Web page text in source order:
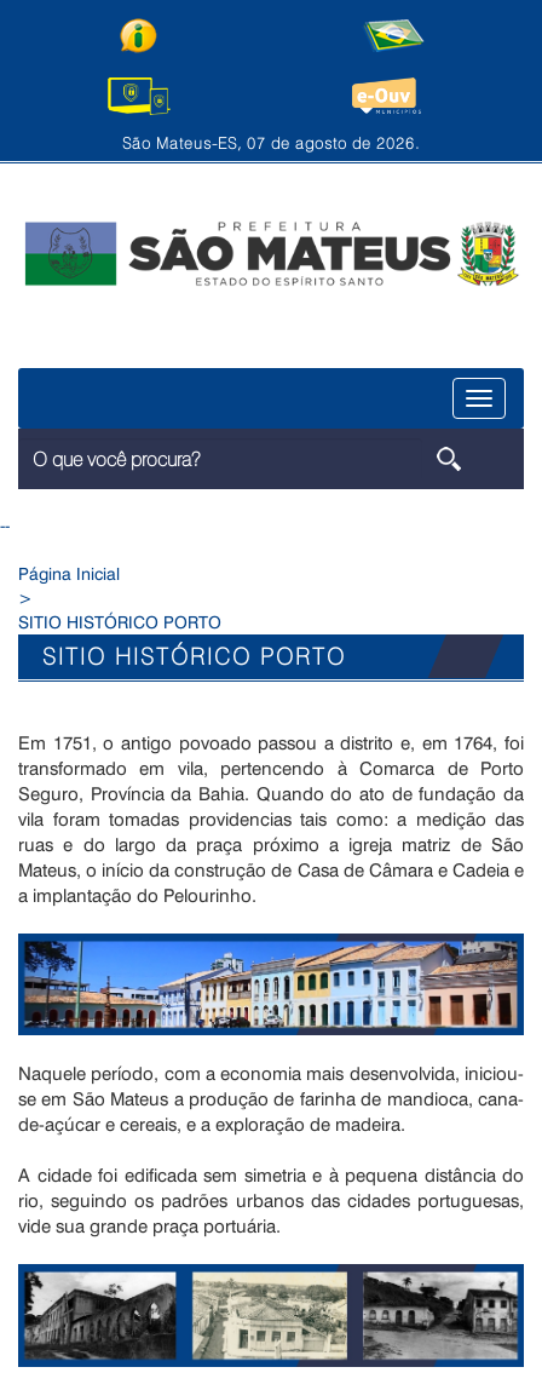
São Mateus-ES, 07 de agosto de 2026.
Menu
--
Página Inicial
>
SITIO HISTÓRICO PORTO
SITIO HISTÓRICO PORTO
Em 1751, o antigo povoado passou a distrito e, em 1764, foi
transformado em vila, pertencendo à Comarca de Porto
Seguro, Província da Bahia. Quando do ato de fundação da
vila foram tomadas providencias tais como: a medição das
ruas e do largo da praça próximo a igreja matriz de São
Mateus, o início da construção de Casa de Câmara e Cadeia e
a implantação do Pelourinho.
Naquele período, com a economia mais desenvolvida, iniciou-
se em São Mateus a produção de farinha de mandioca, cana-
de-açúcar e cereais, e a exploração de madeira.
A cidade foi edificada sem simetria e à pequena distância do
rio, seguindo os padrões urbanos das cidades portuguesas,
vide sua grande praça portuária.